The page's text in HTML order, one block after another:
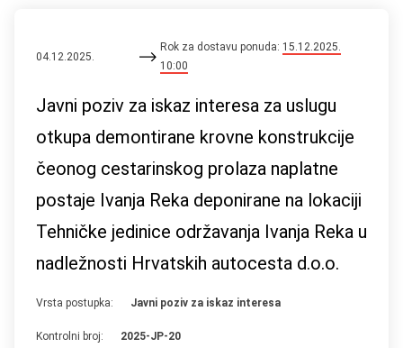
04.12.2025.
Rok za dostavu ponuda: 15.12.2025.
10:00
Javni poziv za iskaz interesa za uslugu
otkupa demontirane krovne konstrukcije
čeonog cestarinskog prolaza naplatne
postaje Ivanja Reka deponirane na lokaciji
Tehničke jedinice održavanja Ivanja Reka u
nadležnosti Hrvatskih autocesta d.o.o.
Vrsta postupka: Javni poziv za iskaz interesa
Kontrolni broj: 2025-JP-20